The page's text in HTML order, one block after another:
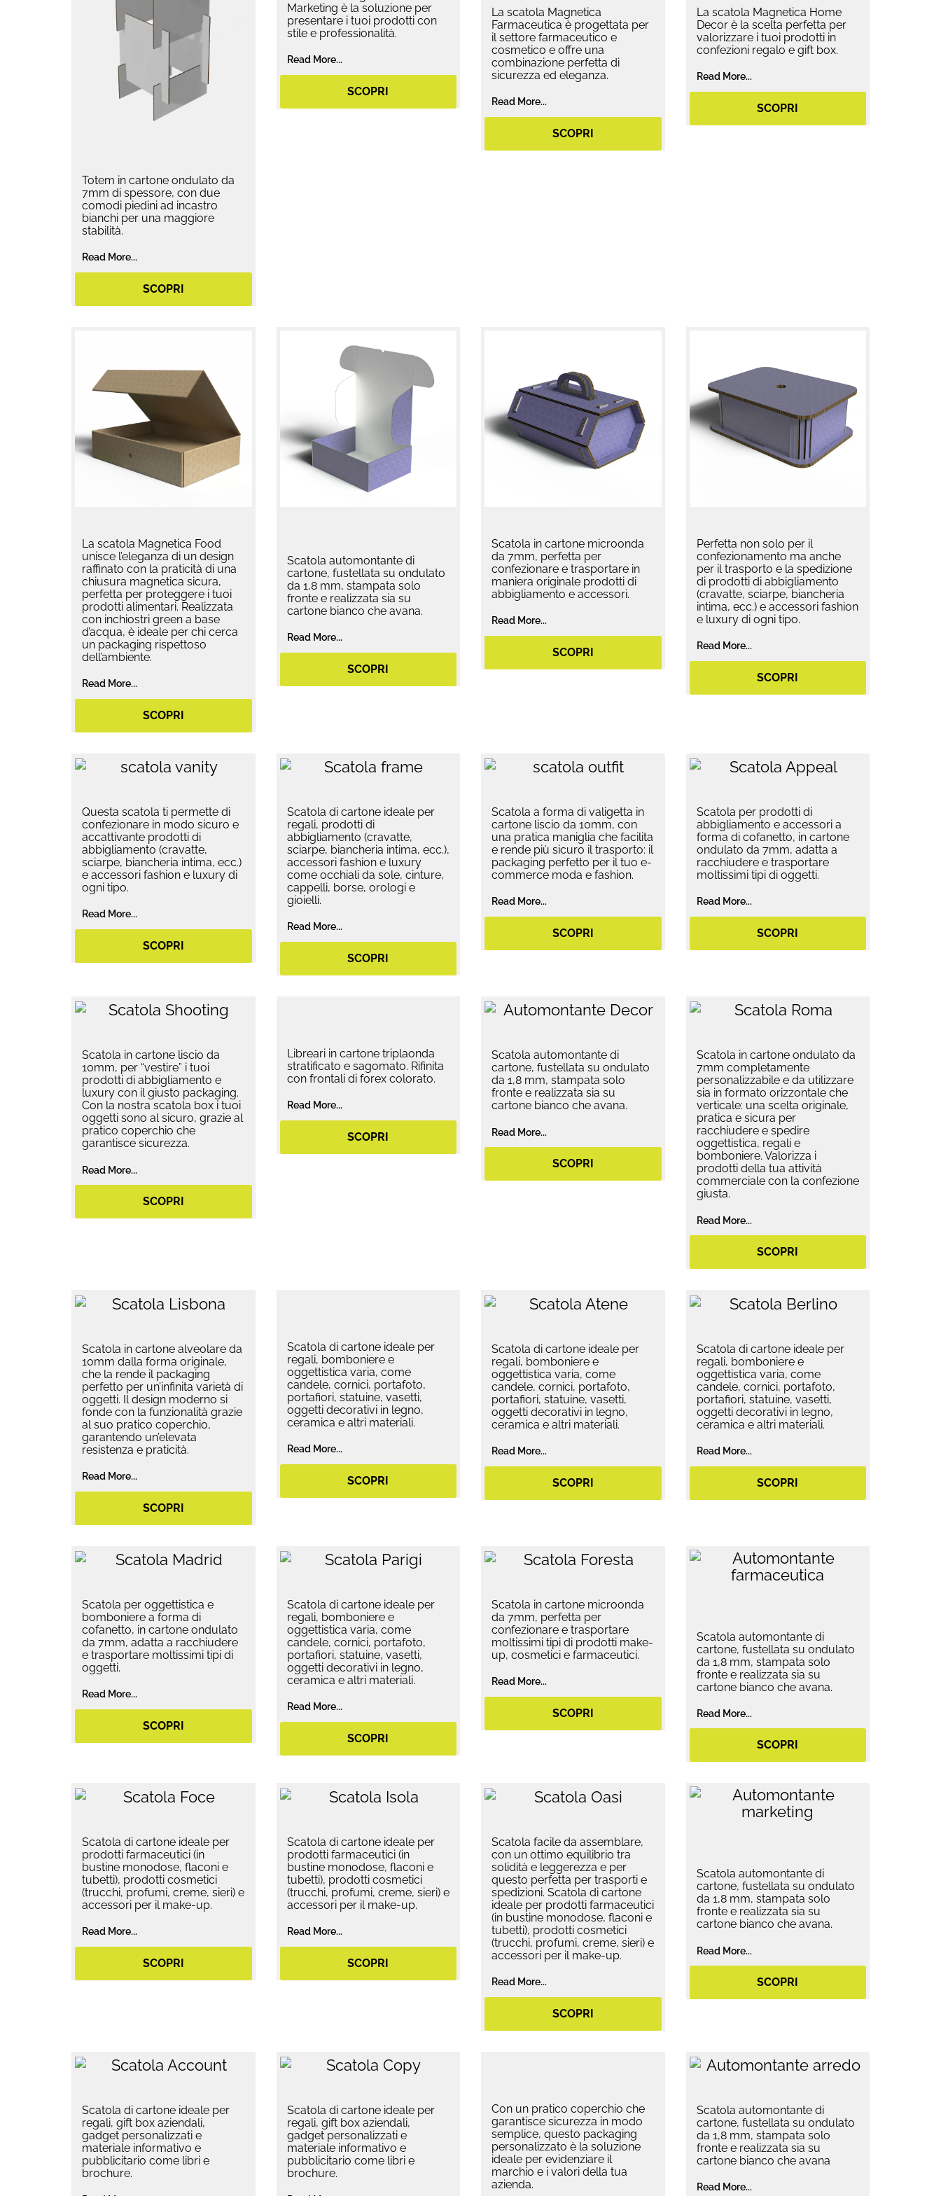
Totem in cartone ondulato da
7mm di spessore, con due
comodi piedini ad incastro
bianchi per una maggiore
stabilità.
Read More...
SCOPRI
Marketing è la soluzione per
presentare i tuoi prodotti con
stile e professionalità.
Read More...
SCOPRI
La scatola Magnetica
Farmaceutica è progettata per
il settore farmaceutico e
cosmetico e offre una
combinazione perfetta di
sicurezza ed eleganza.
Read More...
SCOPRI
La scatola Magnetica Home
Decor è la scelta perfetta per
valorizzare i tuoi prodotti in
confezioni regalo e gift box.
Read More...
SCOPRI
La scatola Magnetica Food
unisce l’eleganza di un design
raffinato con la praticità di una
chiusura magnetica sicura,
perfetta per proteggere i tuoi
prodotti alimentari. Realizzata
con inchiostri green a base
d’acqua, è ideale per chi cerca
un packaging rispettoso
dell’ambiente.
Read More...
SCOPRI
Scatola automontante di
cartone, fustellata su ondulato
da 1,8 mm, stampata solo
fronte e realizzata sia su
cartone bianco che avana.
Read More...
SCOPRI
Scatola in cartone microonda
da 7mm, perfetta per
confezionare e trasportare in
maniera originale prodotti di
abbigliamento e accessori.
Read More...
SCOPRI
Perfetta non solo per il
confezionamento ma anche
per il trasporto e la spedizione
di prodotti di abbigliamento
(cravatte, sciarpe, biancheria
intima, ecc.) e accessori fashion
e luxury di ogni tipo.
Read More...
SCOPRI
Questa scatola ti permette di
confezionare in modo sicuro e
accattivante prodotti di
abbigliamento (cravatte,
sciarpe, biancheria intima, ecc.)
e accessori fashion e luxury di
ogni tipo.
Read More...
SCOPRI
Scatola di cartone ideale per
regali, prodotti di
abbigliamento (cravatte,
sciarpe, biancheria intima, ecc.),
accessori fashion e luxury
come occhiali da sole, cinture,
cappelli, borse, orologi e
gioielli.
Read More...
SCOPRI
Scatola a forma di valigetta in
cartone liscio da 10mm, con
una pratica maniglia che facilita
e rende più sicuro il trasporto: il
packaging perfetto per il tuo e-
commerce moda e fashion.
Read More...
SCOPRI
Scatola per prodotti di
abbigliamento e accessori a
forma di cofanetto, in cartone
ondulato da 7mm, adatta a
racchiudere e trasportare
moltissimi tipi di oggetti.
Read More...
SCOPRI
Scatola in cartone liscio da
10mm, per “vestire” i tuoi
prodotti di abbigliamento e
luxury con il giusto packaging.
Con la nostra scatola box i tuoi
oggetti sono al sicuro, grazie al
pratico coperchio che
garantisce sicurezza.
Read More...
SCOPRI
Libreari in cartone triplaonda
stratificato e sagomato. Rifinita
con frontali di forex colorato.
Read More...
SCOPRI
Scatola automontante di
cartone, fustellata su ondulato
da 1,8 mm, stampata solo
fronte e realizzata sia su
cartone bianco che avana.
Read More...
SCOPRI
Scatola in cartone ondulato da
7mm completamente
personalizzabile e da utilizzare
sia in formato orizzontale che
verticale: una scelta originale,
pratica e sicura per
racchiudere e spedire
oggettistica, regali e
bomboniere. Valorizza i
prodotti della tua attività
commerciale con la confezione
giusta.
Read More...
SCOPRI
Scatola in cartone alveolare da
10mm dalla forma originale,
che la rende il packaging
perfetto per un’infinita varietà di
oggetti. Il design moderno si
fonde con la funzionalità grazie
al suo pratico coperchio,
garantendo un’elevata
resistenza e praticità.
Read More...
SCOPRI
Scatola di cartone ideale per
regali, bomboniere e
oggettistica varia, come
candele, cornici, portafoto,
portafiori, statuine, vasetti,
oggetti decorativi in legno,
ceramica e altri materiali.
Read More...
SCOPRI
Scatola di cartone ideale per
regali, bomboniere e
oggettistica varia, come
candele, cornici, portafoto,
portafiori, statuine, vasetti,
oggetti decorativi in legno,
ceramica e altri materiali.
Read More...
SCOPRI
Scatola di cartone ideale per
regali, bomboniere e
oggettistica varia, come
candele, cornici, portafoto,
portafiori, statuine, vasetti,
oggetti decorativi in legno,
ceramica e altri materiali.
Read More...
SCOPRI
Scatola per oggettistica e
bomboniere a forma di
cofanetto, in cartone ondulato
da 7mm, adatta a racchiudere
e trasportare moltissimi tipi di
oggetti.
Read More...
SCOPRI
Scatola di cartone ideale per
regali, bomboniere e
oggettistica varia, come
candele, cornici, portafoto,
portafiori, statuine, vasetti,
oggetti decorativi in legno,
ceramica e altri materiali.
Read More...
SCOPRI
Scatola in cartone microonda
da 7mm, perfetta per
confezionare e trasportare
moltissimi tipi di prodotti make-
up, cosmetici e farmaceutici.
Read More...
SCOPRI
Scatola automontante di
cartone, fustellata su ondulato
da 1,8 mm, stampata solo
fronte e realizzata sia su
cartone bianco che avana.
Read More...
SCOPRI
Scatola di cartone ideale per
prodotti farmaceutici (in
bustine monodose, flaconi e
tubetti), prodotti cosmetici
(trucchi, profumi, creme, sieri) e
accessori per il make-up.
Read More...
SCOPRI
Scatola di cartone ideale per
prodotti farmaceutici (in
bustine monodose, flaconi e
tubetti), prodotti cosmetici
(trucchi, profumi, creme, sieri) e
accessori per il make-up.
Read More...
SCOPRI
Scatola facile da assemblare,
con un ottimo equilibrio tra
solidità e leggerezza e per
questo perfetta per trasporti e
spedizioni. Scatola di cartone
ideale per prodotti farmaceutici
(in bustine monodose, flaconi e
tubetti), prodotti cosmetici
(trucchi, profumi, creme, sieri) e
accessori per il make-up.
Read More...
SCOPRI
Scatola automontante di
cartone, fustellata su ondulato
da 1,8 mm, stampata solo
fronte e realizzata sia su
cartone bianco che avana.
Read More...
SCOPRI
Scatola di cartone ideale per
regali, gift box aziendali,
gadget personalizzati e
materiale informativo e
pubblicitario come libri e
brochure.
Scatola di cartone ideale per
regali, gift box aziendali,
gadget personalizzati e
materiale informativo e
pubblicitario come libri e
brochure.
Con un pratico coperchio che
garantisce sicurezza in modo
semplice, questo packaging
personalizzato è la soluzione
ideale per evidenziare il
marchio e i valori della tua
azienda.
Scatola automontante di
cartone, fustellata su ondulato
da 1,8 mm, stampata solo
fronte e realizzata sia su
cartone bianco che avana
Read More...